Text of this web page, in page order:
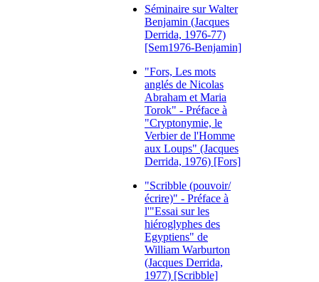
Séminaire sur Walter
Benjamin (Jacques
Derrida, 1976-77)
[Sem1976-Benjamin]
"Fors, Les mots
anglés de Nicolas
Abraham et Maria
Torok" - Préface à
"Cryptonymie, le
Verbier de l'Homme
aux Loups" (Jacques
Derrida, 1976) [Fors]
"Scribble (pouvoir/
écrire)" - Préface à
l'"Essai sur les
hiéroglyphes des
Egyptiens" de
William Warburton
(Jacques Derrida,
1977) [Scribble]